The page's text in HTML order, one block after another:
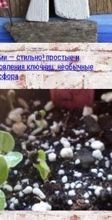
— стильно! простые и
ключниц: необычные